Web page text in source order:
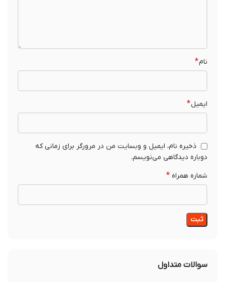
ایمیل*
ذخیره نام، ایمیل و وبسایت من در مرورگر برای زمانی که
دوباره دیدگاهی می‌نویسم.
شماره همراه*
سوالات متداول